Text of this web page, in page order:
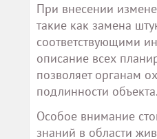
При внесении
такие как замена
соответствующими
описание всех
позволяет органам
подлинности объекта.
Особое внимание
знаний в области